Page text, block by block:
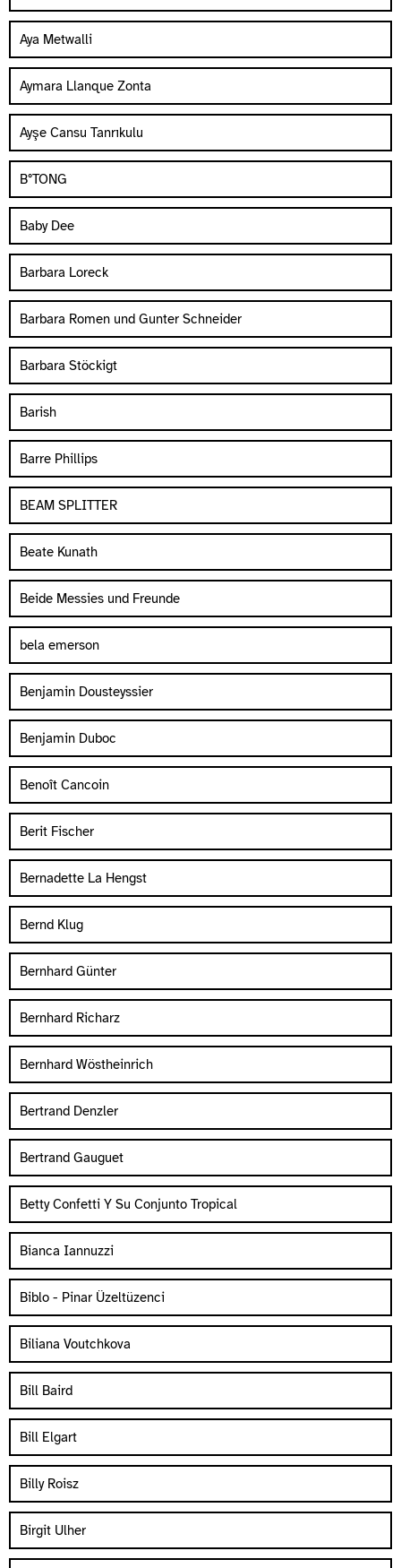
Aya Metwalli
Aymara Llanque Zonta
Ayşe Cansu Tanrıkulu
B°TONG
Baby Dee
Barbara Loreck
Barbara Romen und Gunter Schneider
Barbara Stöckigt
Barish
Barre Phillips
BEAM SPLITTER
Beate Kunath
Beide Messies und Freunde
bela emerson
Benjamin Dousteyssier
Benjamin Duboc
Benoît Cancoin
Berit Fischer
Bernadette La Hengst
Bernd Klug
Bernhard Günter
Bernhard Richarz
Bernhard Wöstheinrich
Bertrand Denzler
Bertrand Gauguet
Betty Confetti Y Su Conjunto Tropical
Bianca Iannuzzi
Biblo - Pinar Üzeltüzenci
Biliana Voutchkova
Bill Baird
Bill Elgart
Billy Roisz
Birgit Ulher